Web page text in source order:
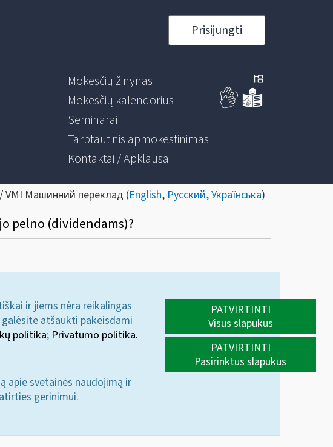
Prisijungti
Mokesčių žinynas
Mokesčių kalendorius
Seminarai
Tarptautinis apmokestinimas
Kontaktai / Apklausa
VMI Машинний переклад (English, Русский,Українська)
pelno (dividendams)?
ir jiems nėra reikalingas
atšaukti pakeisdami
politika; Privatumo politika.
apie svetainės naudojimą ir
gerinimui.
PATVIRTINTI
Visus slapukus
PATVIRTINTI
Pasirinktus slapukus